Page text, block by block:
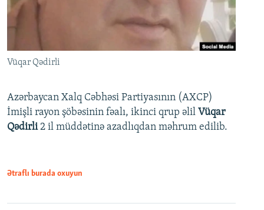
Vüqar Qədirli
Azərbaycan Xalq Cəbhəsi Partiyasının (AXCP)
İmişli rayon şöbəsinin fəalı, ikinci qrup əlil Vüqar
Qədirli2 il müddətinə azadlıqdan məhrum edilib.
Ətraflı burada oxuyun